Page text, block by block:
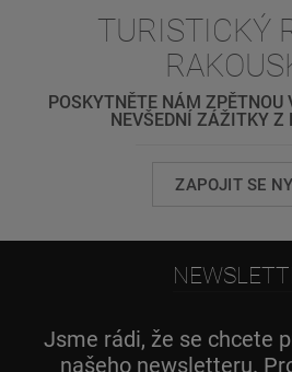
TURISTICKÝ
POSKYTNĚTE NÁM ZPĚTNOU
NEVŠEDNÍ ZÁŽITKY Z
ZAPOJIT SE
Jsme rádi, že se chcete
našeho newsletteru.